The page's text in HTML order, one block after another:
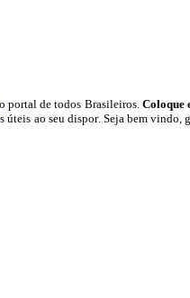
o portalde todos Brasileiros. Coloque
úteis ao seu dispor. Seja bem vindo,